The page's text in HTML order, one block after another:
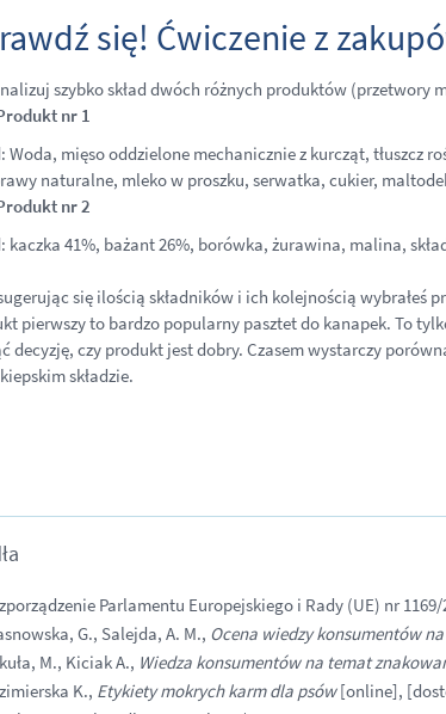
się! Ćwiczenie z
szybko skład dwóch różnych produktów (przetwory
nr 1
Woda, mięso oddzielone mechanicznie z kurcząt, tłuszcz
naturalne, mleko w proszku, serwatka, cukier,
nr 2
kaczka 41%, bażant 26%, borówka, żurawina, malina,
się ilością składników i ich kolejnością wybrałeś
pierwszy to bardzo popularny pasztet do kanapek. To
decyzję, czy produkt jest dobry. Czasem wystarczy
składzie.
Parlamentu Europejskiego i Rady (UE) nr
G., Salejda, A. M., Ocena wiedzy konsumentów
M., Kiciak A., Wiedza konsumentów na temat
K., Etykiety mokrych karm dla psów[online],